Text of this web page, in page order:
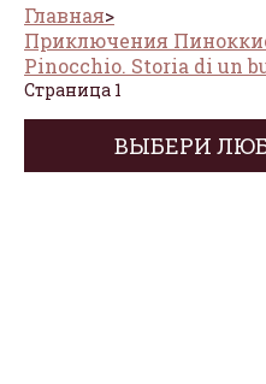
Главная
Приключения
Pinocchio. Storia di un
Страница 1
ВЫБЕРИ